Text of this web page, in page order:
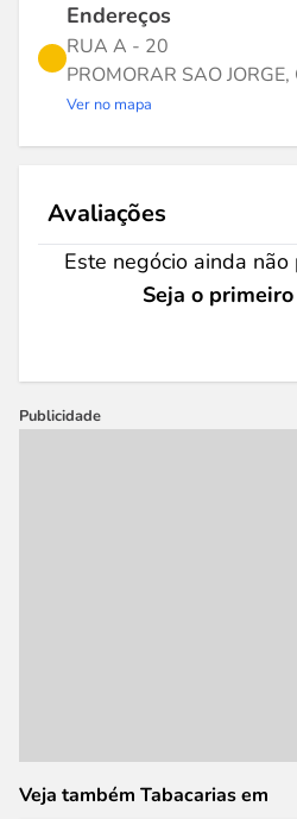
Endereços
RUA A - 20
PROMORAR SAO JORGE,
Ver no mapa
Avaliações
Este negócio ainda
Seja o
Publicidade
Veja também Tabacarias em